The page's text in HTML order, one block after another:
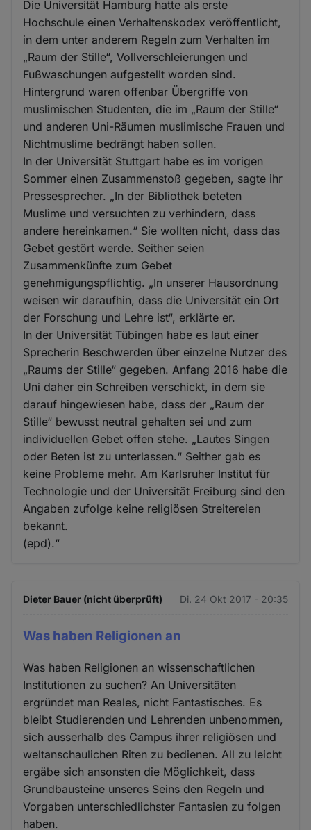
Die Universität Hamburg hatte als erste
Hochschule einen Verhaltenskodex veröffentlicht,
in dem unter anderem Regeln zum Verhalten im
„Raum der Stille“, Vollverschleierungen und
Fußwaschungen aufgestellt worden sind.
Hintergrund waren offenbar Übergriffe von
muslimischen Studenten, die im „Raum der Stille“
und anderen Uni-Räumen muslimische Frauen und
Nichtmuslime bedrängt haben sollen.
In der Universität Stuttgart habe es im vorigen
Sommer einen Zusammenstoß gegeben, sagte ihr
Pressesprecher. „In der Bibliothek beteten
Muslime und versuchten zu verhindern, dass
andere hereinkamen.“ Sie wollten nicht, dass das
Gebet gestört werde. Seither seien
Zusammenkünfte zum Gebet
genehmigungspflichtig. „In unserer Hausordnung
weisen wir daraufhin, dass die Universität ein Ort
der Forschung und Lehre ist“, erklärte er.
In der Universität Tübingen habe es laut einer
Sprecherin Beschwerden über einzelne Nutzer des
„Raums der Stille“ gegeben. Anfang 2016 habe die
Uni daher ein Schreiben verschickt, in dem sie
darauf hingewiesen habe, dass der „Raum der
Stille“ bewusst neutral gehalten sei und zum
individuellen Gebet offen stehe. „Lautes Singen
oder Beten ist zu unterlassen.“ Seither gab es
keine Probleme mehr. Am Karlsruher Institut für
Technologie und der Universität Freiburg sind den
Angaben zufolge keine religiösen Streitereien
bekannt.
(epd).“
Dieter Bauer (nicht überprüft) Di. 24 Okt 2017 - 20:35
Was haben Religionen an
Was haben Religionen an wissenschaftlichen
Institutionen zu suchen? An Universitäten
ergründet man Reales, nicht Fantastisches. Es
bleibt Studierenden und Lehrenden unbenommen,
sich ausserhalb des Campus ihrer religiösen und
weltanschaulichen Riten zu bedienen. All zu leicht
ergäbe sich ansonsten die Möglichkeit, dass
Grundbausteine unseres Seins den Regeln und
Vorgaben unterschiedlichster Fantasien zu folgen
haben.